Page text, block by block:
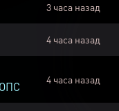
3 часа назад
4 часа назад
4 часа назад